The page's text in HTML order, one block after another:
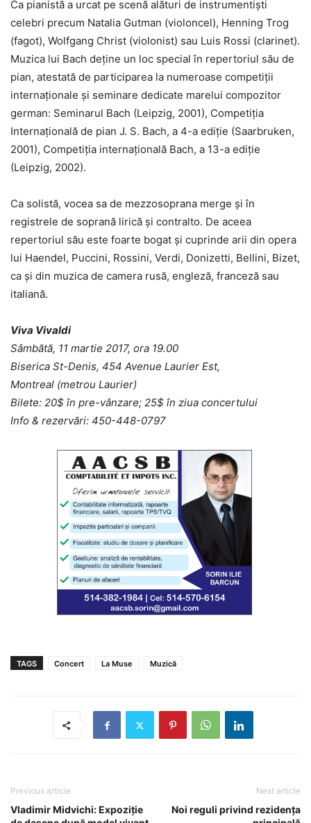
Ca pianistă a urcat pe scenă alături de instrumentiști
celebri precum Natalia Gutman (violoncel), Henning Trog
(fagot), Wolfgang Christ (violonist) sau Luis Rossi (clarinet).
Muzica lui Bach deține un loc special în repertoriul său de
pian, atestată de participarea la numeroase competiții
internaționale și seminare dedicate marelui compozitor
german: Seminarul Bach (Leipzig, 2001), Competiția
Internațională de pian J. S. Bach, a 4-a ediție (Saarbruken,
2001), Competiția internațională Bach, a 13-a ediție
(Leipzig, 2002).
Ca solistă, vocea sa de mezzosoprana merge și în
registrele de soprană lirică și contralto. De aceea
repertoriul său este foarte bogat și cuprinde arii din opera
lui Haendel, Puccini, Rossini, Verdi, Donizetti, Bellini, Bizet,
ca și din muzica de camera rusă, engleză, franceză sau
italiană.
Viva Vivaldi
Sâmbătă, 11 martie 2017, ora 19.00
Biserica St-Denis, 454 Avenue Laurier Est,
Montreal (metrou Laurier)
Bilete: 20$ în pre-vânzare; 25$ în ziua concertului
Info & rezervări: 450-448-0797
TAGS Concert La Muse Muzică
Previous article
Vladimir Midvichi: Expoziție
Next article
Noi reguli privind rezidența